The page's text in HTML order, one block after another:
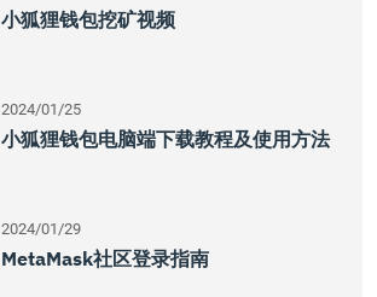
小狐狸钱包挖矿视频
2024/01/25
小狐狸钱包电脑端下载教程及使用方法
2024/01/29
MetaMask社区登录指南